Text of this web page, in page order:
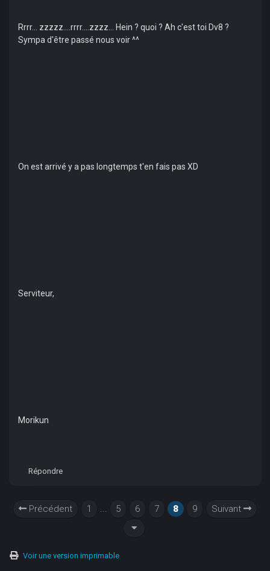
Rrrr... zzzzz....rrrr....zzzz... Hein ? quoi ? Ah c'est toi Dv8 ?
Sympa d'être passé nous voir ^^
On est arrivé y a pas longtemps t'en fais pas XD
Serviteur,
Morikun
Répondre
Précédent 1 ... 5 6 7 8 9 Suivant
Voir une version imprimable